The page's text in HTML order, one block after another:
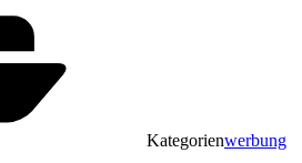
Kategorienwerbung